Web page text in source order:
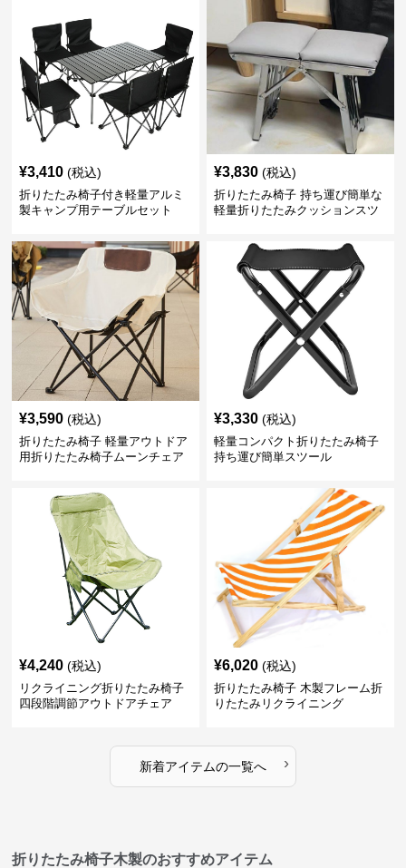
¥3,410 (税込)
折りたたみ椅子付き軽量アルミ
製キャンプ用テーブルセット
¥3,830 (税込)
折りたたみ椅子 持ち運び簡単な
軽量折りたたみクッションスツ
¥3,590 (税込)
折りたたみ椅子 軽量アウトドア
用折りたたみ椅子ムーンチェア
¥3,330 (税込)
軽量コンパクト折りたたみ椅子
持ち運び簡単スツール
¥4,240 (税込)
リクライニング折りたたみ椅子
四段階調節アウトドアチェア
¥6,020 (税込)
折りたたみ椅子 木製フレーム折
りたたみリクライニング
新着アイテムの一覧へ ›
折りたたみ椅子木製のおすすめアイテム